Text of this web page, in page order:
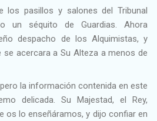
los pasillos y salones del Tribunal
un séquito de Guardias. Ahora
despacho de los Alquimistas, y
acercara a Su Alteza a menos de
la información contenida en este
delicada. Su Majestad, el Rey,
os lo enseñáramos, y dijo confiar en